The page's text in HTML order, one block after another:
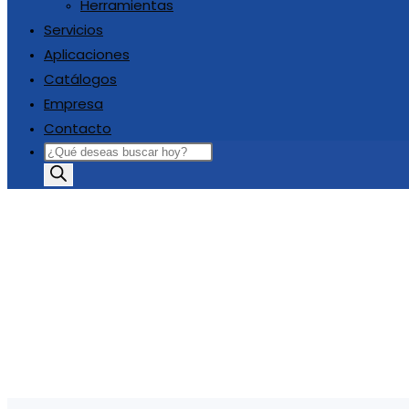
Herramientas
Servicios
Aplicaciones
Catálogos
Empresa
Contacto